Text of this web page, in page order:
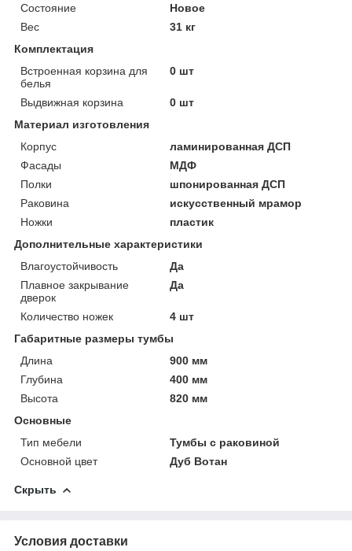
Состояние
Новое
Вес
31 кг
Комплектация
Встроенная корзина для
белья
0 шт
Выдвижная корзина
0 шт
Материал изготовления
Корпус
ламинированная ДСП
Фасады
МДФ
Полки
шпонированная ДСП
Раковина
искусственный мрамор
Ножки
пластик
Дополнительные характеристики
Влагоустойчивость
Да
Плавное закрывание
дверок
Да
Количество ножек
4 шт
Габаритные размеры тумбы
Длина
900 мм
Глубина
400 мм
Высота
820 мм
Основные
Тип мебели
Тумбы с раковиной
Основной цвет
Дуб Вотан
Скрыть
Условия доставки